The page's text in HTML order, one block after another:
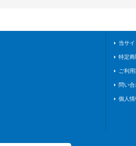
当サ
特定
ご利
問い合
個人